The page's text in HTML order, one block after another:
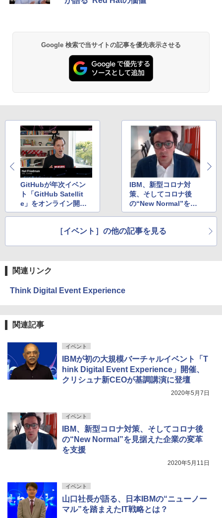
Google 検索で当サイトの記事を優先表示させる
GitHubが年次イベン
ト「GitHub Satellit
e」をオンライン開
催、4領域で新発表
IBM、新型コロナ対
策、そしてコロナ後
の“New Normal”を見
据えた企業の変革を支
［イベント］の他の記事を見る
関連リンク
Think Digital Event Experience
関連記事
イベント
IBMが初の大規模バーチャルイベント「T
hink Digital Event Experience」開催、
クリシュナ新CEOが基調講演に登壇
2020年5月7日
イベント
IBM、新型コロナ対策、そしてコロナ後
の“New Normal”を見据えた企業の変革
を支援
2020年5月11日
イベント
山口社長が語る、日本IBMの“ニューノー
マル”を踏まえたIT戦略とは？